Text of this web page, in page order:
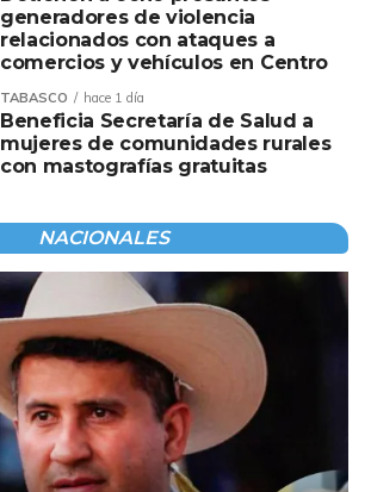
generadores de violencia
relacionados con ataques a
comercios y vehículos en Centro
TABASCO hace 1 día
Beneficia Secretaría de Salud a
mujeres de comunidades rurales
con mastografías gratuitas
NACIONALES